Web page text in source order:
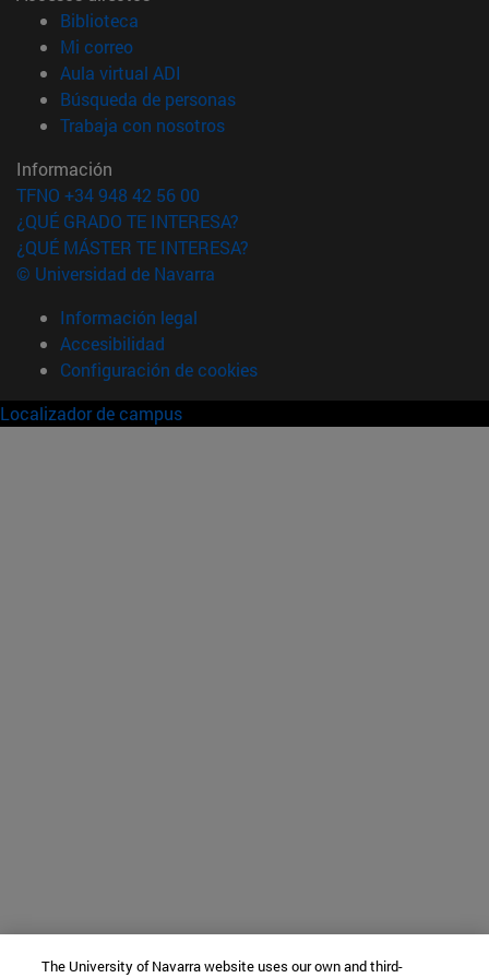
Biblioteca
Mi correo(abre en nueva ventana)
Aula virtual ADI
Búsqueda de personas(abre en nueva ventana)
Trabaja con nosotros(abre en nueva ventana)
Información
TFNO +34 948 42 56 00
¿QUÉ GRADO TE INTERESA?
¿QUÉ MÁSTER TE INTERESA?
© Universidad de Navarra
Información legal
Accesibilidad
Configuración de cookies
Localizador de campus
The University of Navarra website uses our own and third-